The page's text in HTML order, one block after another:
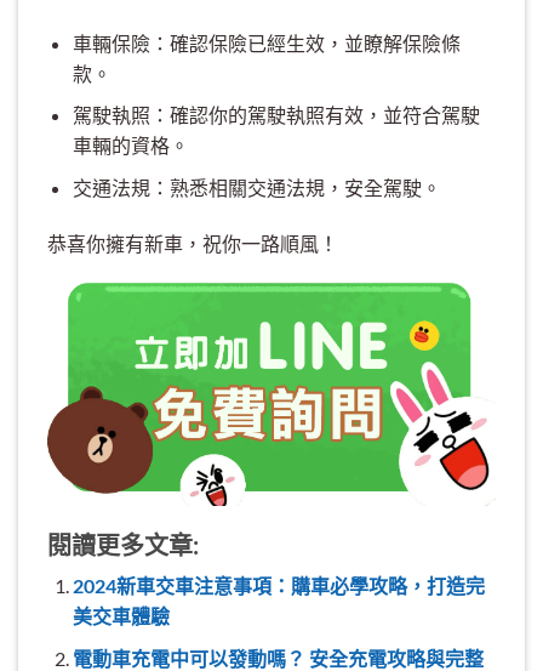
車輛保險：確認保險已經生效，並瞭解保險條
款。
駕駛執照：確認你的駕駛執照有效，並符合駕駛
車輛的資格。
交通法規：熟悉相關交通法規，安全駕駛。
恭喜你擁有新車，祝你一路順風！
閱讀更多文章:
2024新車交車注意事項：購車必學攻略，打造完
美交車體驗
電動車充電中可以發動嗎？ 安全充電攻略與完整